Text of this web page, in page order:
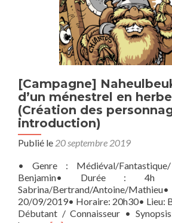
[Campagne]
d’un ménestrel en
(Création des
introduction)
Publié le 20 septembre 2019
• Genre : Médiéval/
Benjamin• Durée : 4h
Sabrina/Bertrand/Antoine/
20/09/2019• Horaire: 20h30• Lieu:
Débutant / Connaisseur •